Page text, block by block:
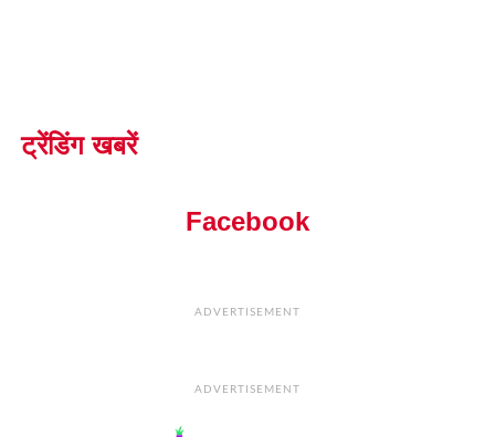
ट्रेंडिंग खबरें
Facebook
ADVERTISEMENT
ADVERTISEMENT